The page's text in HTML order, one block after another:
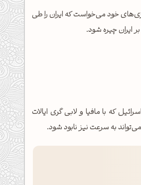
خود می‌خواست که ایران را طی
ایران چیره شود.
که با مافیا و لابی گری ایالات
به سرعت نیز نابود شود.